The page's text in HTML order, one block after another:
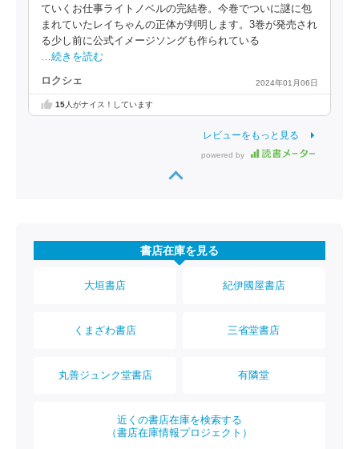
ていくお仕事ライトノベルの完結巻。今巻でついに謎に包
まれていたレイちゃんの正体が判明します。3巻が発売され
る少し前に公式イメージソングも作られている
…続きを読む
ロクシェ 2024年01月06日
15人がナイス！しています
レビューをもっと見る
powered by
書店在庫を見る
大垣書店 紀伊國屋書店
くまざわ書店 三省堂書店
丸善ジュンク堂書店 有隣堂
近くの書店在庫を検索する
（書店在庫情報プロジェクト）